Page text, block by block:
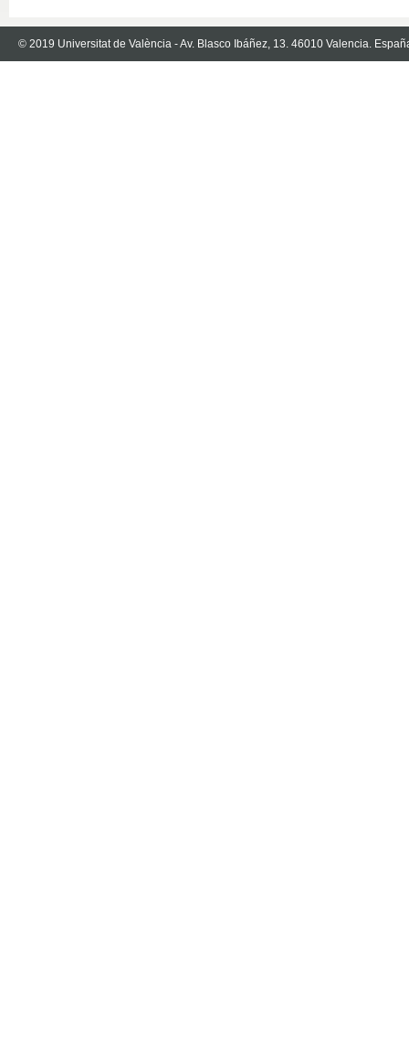
© 2019 Universitat de València - Av. Blasco Ibáñez, 13. 46010 Valencia.